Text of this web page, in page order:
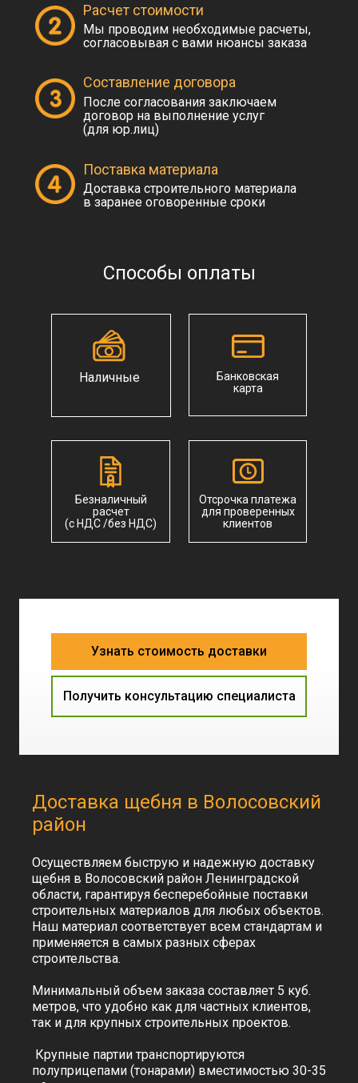
Расчет стоимости
Составление договора
Поставка материала
Мы проводим необходимые расчеты,
согласовывая с вами нюансы заказа
После согласования заключаем
договор на выполнение услуг
(для юр.лиц)
Доставка строительного материала
в заранее оговоренные сроки
Способы оплаты
Наличные
Банковская
карта
Безналичный
расчет
(с НДС /без НДС)
Отсрочка платежа
для проверенных
клиентов
Узнать стоимость доставки
Получить консультацию специалиста
Доставка щебня в Волосовский
район
Осуществляем быструю и надежную доставку
щебня в Волосовский район Ленинградской
области, гарантируя бесперебойные поставки
строительных материалов для любых объектов.
Наш материал соответствует всем стандартам и
применяется в самых разных сферах
строительства.
Минимальный объем заказа составляет 5 куб.
метров, что удобно как для частных клиентов,
так и для крупных строительных проектов.
Крупные партии транспортируются
полуприцепами (тонарами) вместимостью 30-35
Аренда спецтехники
Погрузчики Экскаватор
Бульдозер Самосвал
Доп. услуги
Вывоз снега
Вывоз строительного мусора
Отсыпка и планировка участка
Разработка котлованов
Рытьё траншеи
нерудных строительных
ОГРН: 1227800006455
материалы
Гарцовка
Доломитовая мука
Цемент
Асфальт
Вторичные материалы
Керамзит
Крупнозернистый
Мелкозернистый
Песчаный
Холодный
Нерудные материалы
Пескосоль
реагенты
г. Санкт-Петербург, пр-кт Суворовский, д.47,
литера А, помещ. 5-Н офис 4
Отзывы
Доставка
Цены